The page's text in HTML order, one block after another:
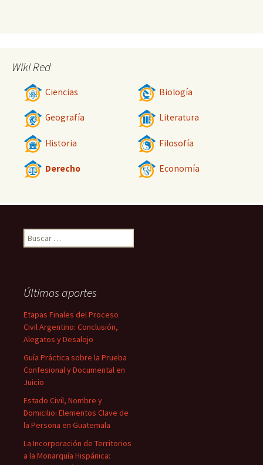
Wiki Red
Ciencias Biología
Geografía Literatura
Historia Filosofía
Derecho Economía
Buscar:
Últimos aportes
Etapas Finales del Proceso
Civil Argentino: Conclusión,
Alegatos y Desalojo
Guía Práctica sobre la Prueba
Confesional y Documental en
Juicio
Estado Civil, Nombre y
Domicilio: Elementos Clave de
la Persona en Guatemala
La Incorporación de Territorios
a la Monarquía Hispánica: